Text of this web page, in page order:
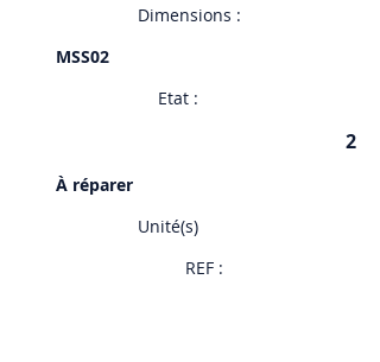
Dimensions :
MSS02
Etat :
2
À réparer
Unité(s)
REF :